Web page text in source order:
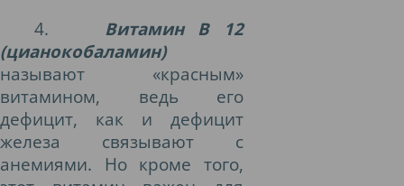
4.
Витамин В 12
(цианокобаламин)
называют «красным»
витамином, ведь его
дефицит, как и дефицит
железа связывают с
анемиями. Но кроме того,